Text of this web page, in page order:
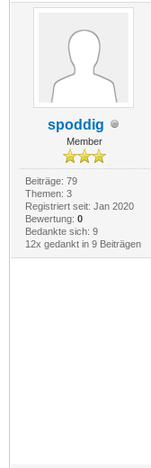
spoddig
Member
Beiträge: 79
Themen: 3
Registriert seit: Jan 2020
Bewertung: 0
Bedankte sich: 9
12x gedankt in 9 Beiträgen